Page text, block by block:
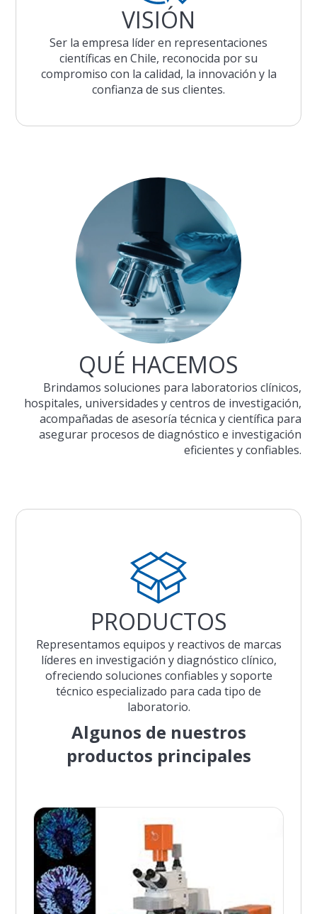
VISIÓN
Ser la empresa líder en representaciones
científicas en Chile, reconocida por su
compromiso con la calidad, la innovación y la
confianza de sus clientes.
QUÉ HACEMOS
Brindamos soluciones para laboratorios clínicos,
hospitales, universidades y centros de investigación,
acompañadas de asesoría técnica y científica para
asegurar procesos de diagnóstico e investigación
eficientes y confiables.
PRODUCTOS
Representamos equipos y reactivos de marcas
líderes en investigación y diagnóstico clínico,
ofreciendo soluciones confiables y soporte
técnico especializado para cada tipo de
laboratorio.
Algunos de nuestros
productos principales